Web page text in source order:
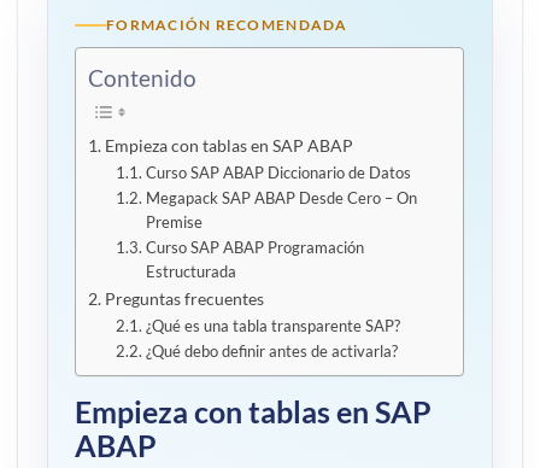
FORMACIÓN RECOMENDADA
Contenido
Empieza con tablas en SAP ABAP
Curso SAP ABAP Diccionario de Datos
Megapack SAP ABAP Desde Cero – On
Premise
Curso SAP ABAP Programación
Estructurada
Preguntas frecuentes
¿Qué es una tabla transparente SAP?
¿Qué debo definir antes de activarla?
Empieza con tablas en SAP
ABAP